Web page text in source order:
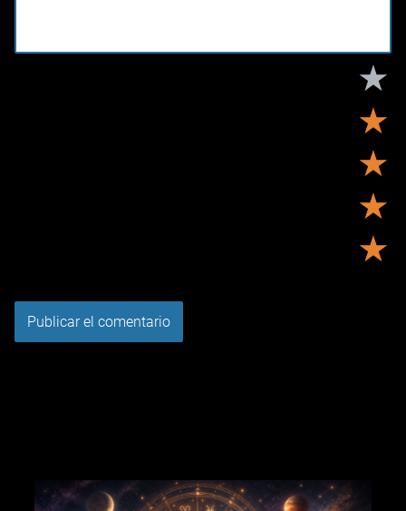
★
★
★
★
★